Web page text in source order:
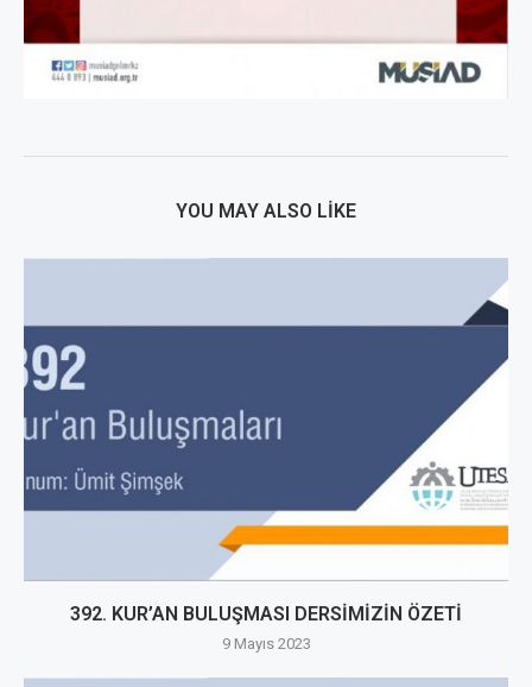
YOU MAY ALSO LIKE
392. KUR’AN BULUŞMASI DERSİMİZİN ÖZETİ
9 Mayıs 2023